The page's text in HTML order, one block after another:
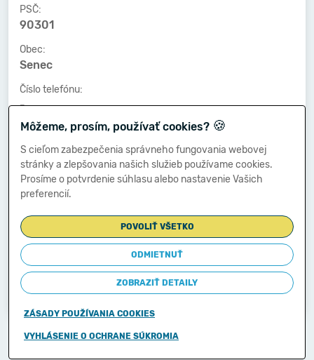
PSČ:
90301
Obec:
Senec
Číslo telefónu:
-
Číslo faxu:
-
E-mailová adresa:
-
Zostavená dňa:
13.05.2014
Schválená dňa:
-
Môžeme, prosím, používať cookies? 🍪
S cieľom zabezpečenia správneho fungovania webovej
stránky a zlepšovania našich služieb používame cookies.
Prosíme o potvrdenie súhlasu alebo nastavenie Vašich
preferencií.
POVOLIŤ VŠETKO
ODMIETNUŤ
ZOBRAZIŤ DETAILY
ZÁSADY POUŽÍVANIA COOKIES
VYHLÁSENIE O OCHRANE SÚKROMIA
Copyright © 2011-2026